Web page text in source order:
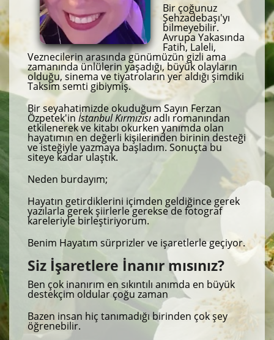
Bir çoğunuz
Şehzadebaşı'yı
bilmeyebilir.
Avrupa Yakasında
Fatih, Laleli,
Veznecilerin arasında günümüzün gizli ama
zamanında ünlülerin yaşadığı, büyük olayların
olduğu, sinema ve tiyatroların yer aldığı şimdiki
Taksim semti gibiymiş.
Bir seyahatimizde okuduğum Sayın Ferzan
Özpetek'in İstanbul Kırmızısıadlı romanından
etkilenerek ve kitabı okurken yanımda olan
hayatımın en değerli kişilerinden birinin desteği
ve isteğiyle yazmaya başladım. Sonuçta bu
siteye kadar ulaştık.
Neden burdayım;
Hayatın getirdiklerini içimden geldiğince gerek
yazılarla gerek şiirlerle gerekse de fotograf
kareleriyle birleştiriyorum.
Benim Hayatım sürprizler ve işaretlerle geçiyor.
Siz İşaretlere İnanır mısınız?
Ben çok inanırım en sıkıntılı anımda en büyük
destekçim oldular çoğu zaman
Bazen insan hiç tanımadığı birinden çok şey
öğrenebilir.